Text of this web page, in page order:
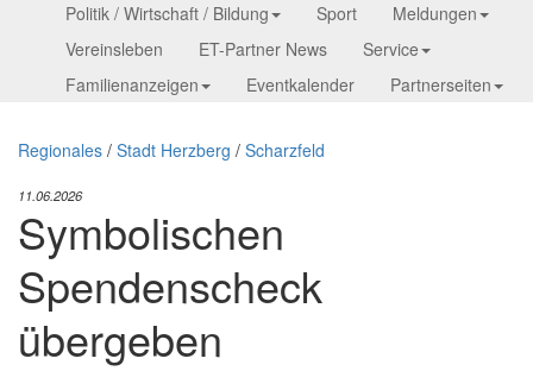
Politik / Wirtschaft / Bildung
Sport
Meldungen
Vereinsleben
ET-Partner News
Service
Familienanzeigen
Eventkalender Partnerseiten
Regionales / Stadt Herzberg / Scharzfeld
11.06.2026
Symbolischen
Spendenscheck
übergeben